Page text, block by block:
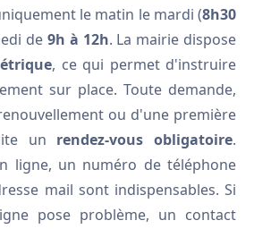
le matin le mardi (8h30
de 9h à 12h. La mairie dispose
, ce qui permet d'instruire
sur place. Toute demande,
ou d'une première
un rendez-vous obligatoire.
ligne, un numéro de téléphone
mail sont indispensables. Si
pose problème, un contact